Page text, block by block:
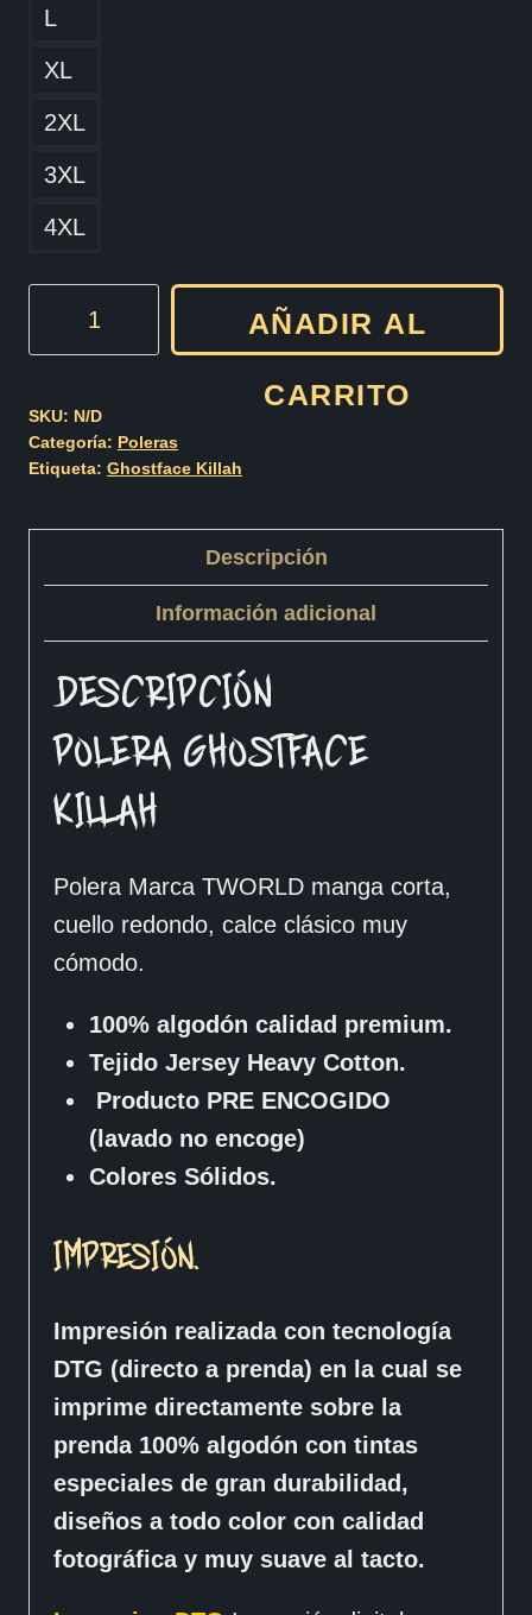
L
XL
2XL
3XL
4XL
cantidad
AÑADIR AL
CARRITO
SKU: N/D
Categoría: Poleras
Etiqueta: Ghostface Killah
Descripción
Información adicional
DESCRIPCIÓN
POLERA GHOSTFACE
KILLAH
Polera Marca TWORLD manga corta,
cuello redondo, calce clásico muy
cómodo.
100% algodón calidad premium.
Tejido Jersey Heavy Cotton.
Producto PRE ENCOGIDO
(lavado no encoge)
Colores Sólidos.
IMPRESIÓN.
Impresión realizada con tecnología
DTG (directo a prenda) en la cual se
imprime directamente sobre la
prenda 100% algodón con tintas
especiales de gran durabilidad,
diseños a todo color con calidad
fotográfica y muy suave al tacto.